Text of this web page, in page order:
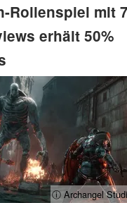
Rollenspiel mit
erhält 50%
ⓘ Archangel